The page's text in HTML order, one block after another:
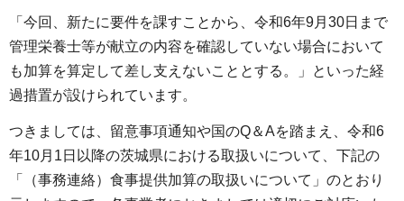
「今回、新たに要件を課すことから、令和6年9月30日まで
管理栄養士等が献立の内容を確認していない場合において
も加算を算定して差し支えないこととする。」といった経
過措置が設けられています。
つきましては、留意事項通知や国のQ＆Aを踏まえ、令和6
年10月1日以降の茨城県における取扱いについて、下記の
「（事務連絡）食事提供加算の取扱いについて」のとおり